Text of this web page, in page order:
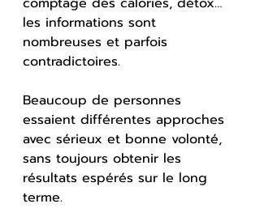
les informations sont
nombreuses et parfois
contradictoires.
Beaucoup de personnes
essaient différentes approches
avec sérieux et bonne volonté,
sans toujours obtenir les
résultats espérés sur le long
terme.